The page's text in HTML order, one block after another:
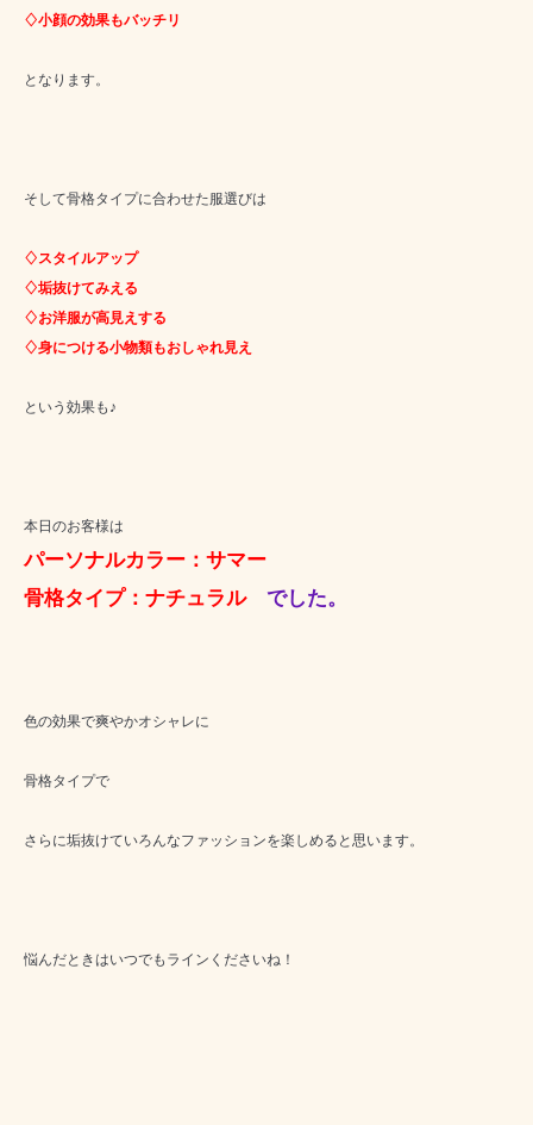
♢小顔の効果もバッチリ
となります。
そして骨格タイプに合わせた服選びは
♢スタイルアップ
♢垢抜けてみえる
♢お洋服が高見えする
♢身につける小物類もおしゃれ見え
という効果も♪
本日のお客様は
パーソナルカラー：サマー
骨格タイプ：ナチュラルでした。
色の効果で爽やかオシャレに
骨格タイプで
さらに垢抜けていろんなファッションを楽しめると思います。
悩んだときはいつでもラインくださいね！